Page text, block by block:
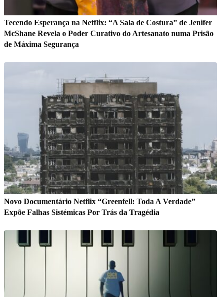
Tecendo Esperança na Netflix: “A Sala de Costura” de Jenifer
McShane Revela o Poder Curativo do Artesanato numa Prisão
de Máxima Segurança
Novo Documentário Netflix “Greenfell: Toda A Verdade”
Expõe Falhas Sistémicas Por Trás da Tragédia